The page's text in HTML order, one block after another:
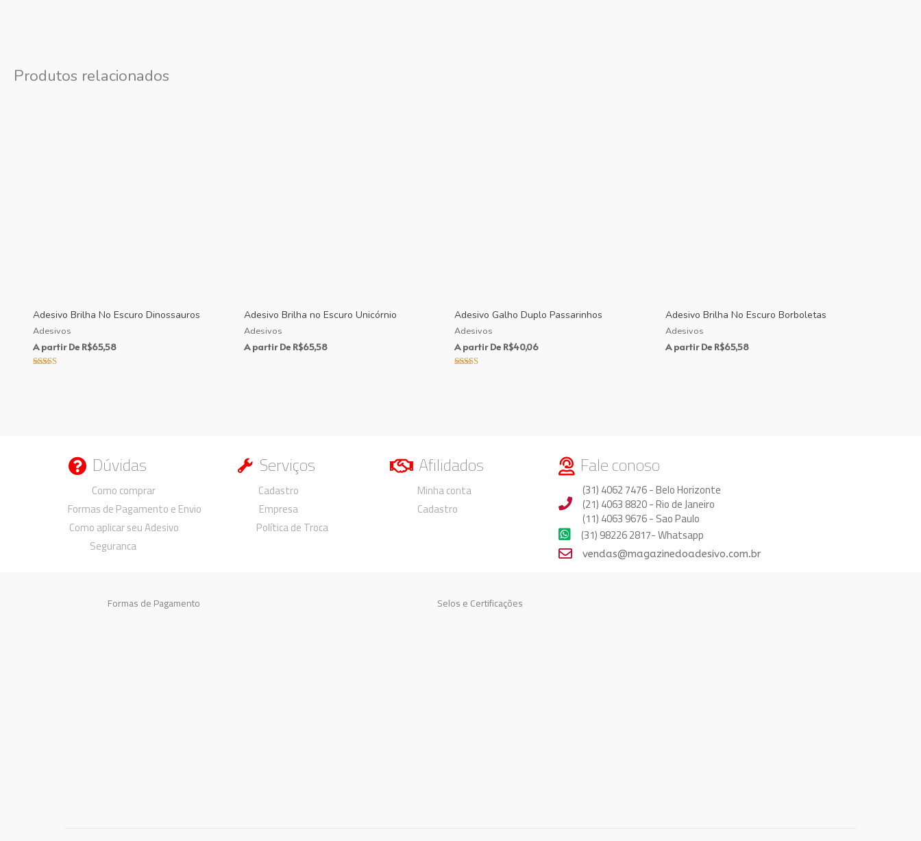
Produtos relacionados
Adesivo Brilha No Escuro Dinossauros
Adesivos
A partir De R$65,58
Adesivo Brilha no Escuro Unicórnio
Adesivos
A partir De R$65,58
Adesivo Galho Duplo Passarinhos
Adesivos
A partir De R$40,06
Adesivo Brilha No Escuro Borboletas
Adesivos
A partir De R$65,58
Duvidas
Dúvidas
Como comprar
Formas de Pagamento e Envio
Como aplicar seu Adesivo
Seguranca
Duvidas
Serviços
Cadastro
Empresa
Política de Troca
Duvidas
Afilidados
Minha conta
Cadastro
Duvidas
Fale conoso
(31) 4062 7476 - Belo Horizonte
(21) 4063 8820 - Rio de Janeiro
(11) 4063 9676 - Sao Paulo
(31) 98226 2817- Whatsapp
vendas@magazinedoadesivo.com.br
Formas de Pagamento Selos e Certificações